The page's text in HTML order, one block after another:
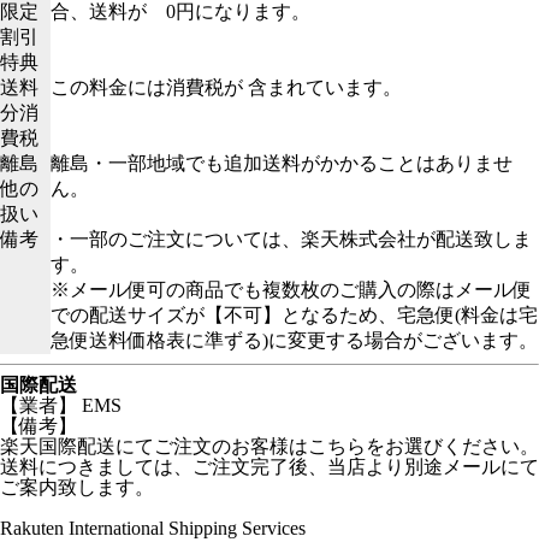
限定
割引
特典
合、送料が 0円になります。
送料
分消
費税
この料金には消費税が 含まれています。
離島
他の
扱い
離島・一部地域でも追加送料がかかることはありませ
ん。
備考
・一部のご注文については、楽天株式会社が配送致しま
す。
※メール便可の商品でも複数枚のご購入の際はメール便
での配送サイズが【不可】となるため、宅急便(料金は宅
急便送料価格表に準ずる)に変更する場合がございます。
国際配送
【業者】 EMS
【備考】
楽天国際配送にてご注文のお客様はこちらをお選びください。
送料につきましては、ご注文完了後、当店より別途メールにて
ご案内致します。
Rakuten International Shipping Services